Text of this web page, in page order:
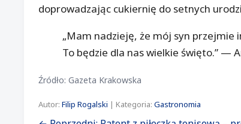
doprowadzając cukiernię do setnych
„Mam nadzieję, że mój syn przejmie
To będzie dla nas wielkie święto.” —
Źródło: Gazeta Krakowska
Autor: Filip Rogalski | Kategoria: Gastronomia